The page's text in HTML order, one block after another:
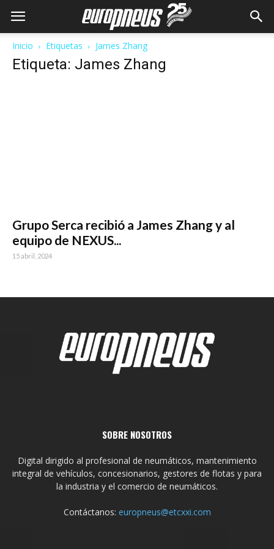
Inicio Etiquetas James Zhang
Etiqueta: James Zhang
Grupo Serca recibió a James Zhang y al
equipo de NEXUS...
15 abril, 2024
SOBRE NOSOTROS
Digital dirigido al profesional de neumáticos, mantenimiento
integral de vehículos, concesionarios, gestores de flotas y para
la industria y el comercio de neumáticos.
Contáctanos: europneus@etcxxi.com